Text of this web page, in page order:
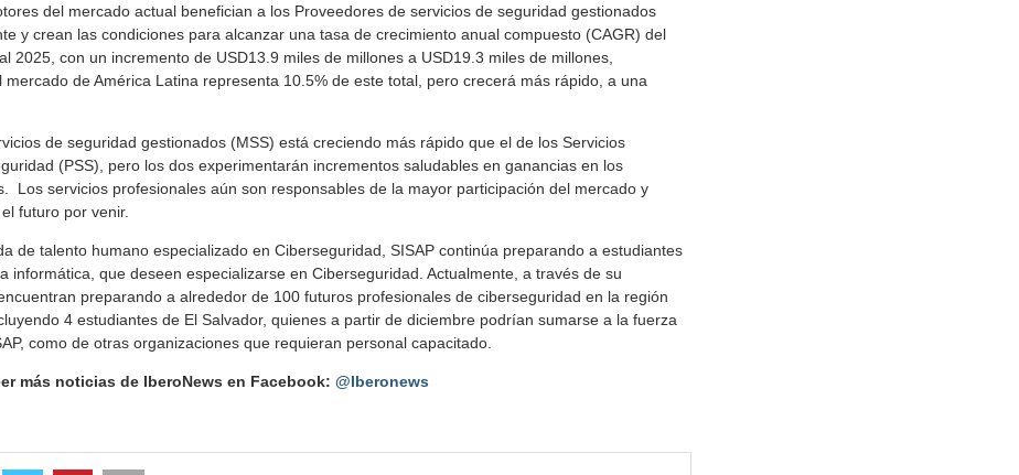
del mercado actual benefician a los Proveedores de servicios de seguridad gestionados
y crean las condiciones para alcanzar una tasa de crecimiento anual compuesto (CAGR) del
2025, con un incremento de USD13.9 miles de millones a USD19.3 miles de millones,
mercado de América Latina representa 10.5% de este total, pero crecerá más rápido, a una
de seguridad gestionados (MSS) está creciendo más rápido que el de los Servicios
(PSS), pero los dos experimentarán incrementos saludables en ganancias en los
Los servicios profesionales aún son responsables de la mayor participación del mercado y
futuro por venir.
de talento humano especializado en Ciberseguridad, SISAP continúa preparando a estudiantes
informática, que deseen especializarse en Ciberseguridad. Actualmente, a través de su
preparando a alrededor de 100 futuros profesionales de ciberseguridad en la región
4 estudiantes de El Salvador, quienes a partir de diciembre podrían sumarse a la fuerza
como de otras organizaciones que requieran personal capacitado.
más noticias de IberoNews en Facebook: @Iberonews